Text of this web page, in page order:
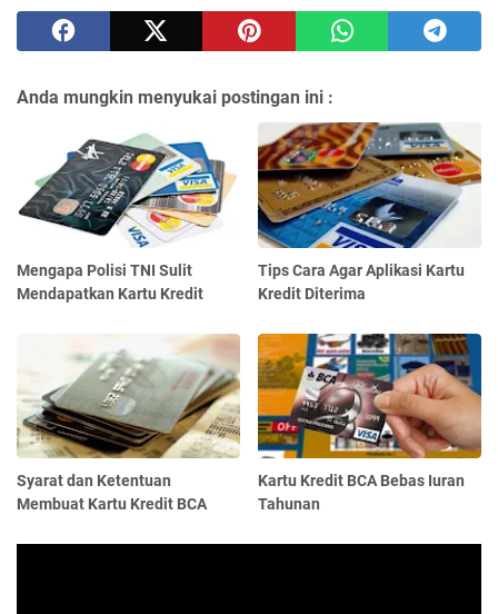
Anda mungkin menyukai postingan ini :
Mengapa Polisi TNI Sulit
Mendapatkan Kartu Kredit
Tips Cara Agar Aplikasi Kartu
Kredit Diterima
Syarat dan Ketentuan
Membuat Kartu Kredit BCA
Kartu Kredit BCA Bebas Iuran
Tahunan